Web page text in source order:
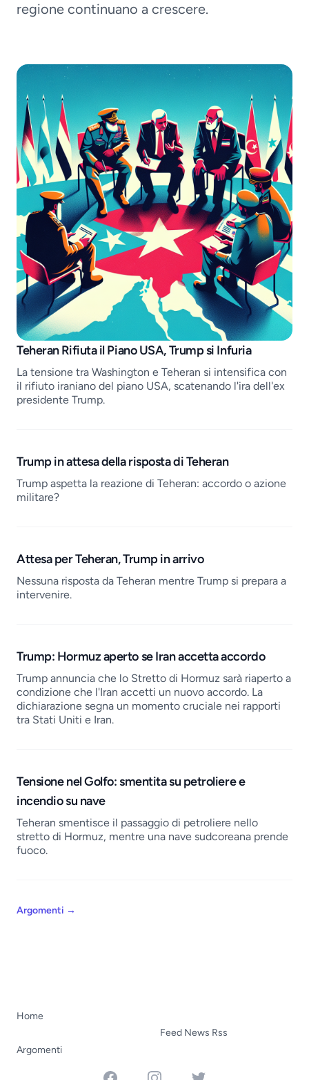
regione continuano a crescere.
Job openings
Teheran Rifiuta il Piano USA, Trump si Infuria
La tensione tra Washington e Teheran si intensifica con
il rifiuto iraniano del piano USA, scatenando l'ira dell'ex
presidente Trump.
Trump in attesa della risposta di Teheran
Trump aspetta la reazione di Teheran: accordo o azione
militare?
Attesa per Teheran, Trump in arrivo
Nessuna risposta da Teheran mentre Trump si prepara a
intervenire.
Trump: Hormuz aperto se Iran accetta accordo
Trump annuncia che lo Stretto di Hormuz sarà riaperto a
condizione che l'Iran accetti un nuovo accordo. La
dichiarazione segna un momento cruciale nei rapporti
tra Stati Uniti e Iran.
Tensione nel Golfo: smentita su petroliere e
incendio su nave
Teheran smentisce il passaggio di petroliere nello
stretto di Hormuz, mentre una nave sudcoreana prende
fuoco.
Argomenti →
Home
Argomenti
Feed News Rss
FacebookInstagramTwitter